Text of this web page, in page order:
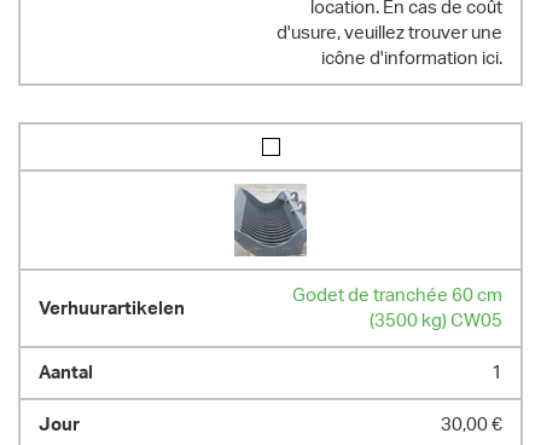
location. En cas de coût
d'usure, veuillez trouver une
icône d'information ici.
Godet de tranchée 60 cm
(3500 kg) CW05
1
30,00 €